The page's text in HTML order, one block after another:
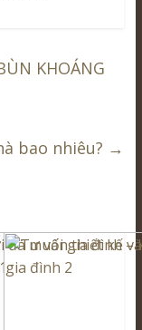
KHOÁNG
bao nhiêu? →